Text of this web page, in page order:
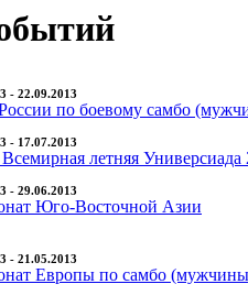
- 22.09.2013
по боевому самбо
- 17.07.2013
летняя Универсиада
- 29.06.2013
Юго-Восточной Азии
- 21.05.2013
Европы по самбо